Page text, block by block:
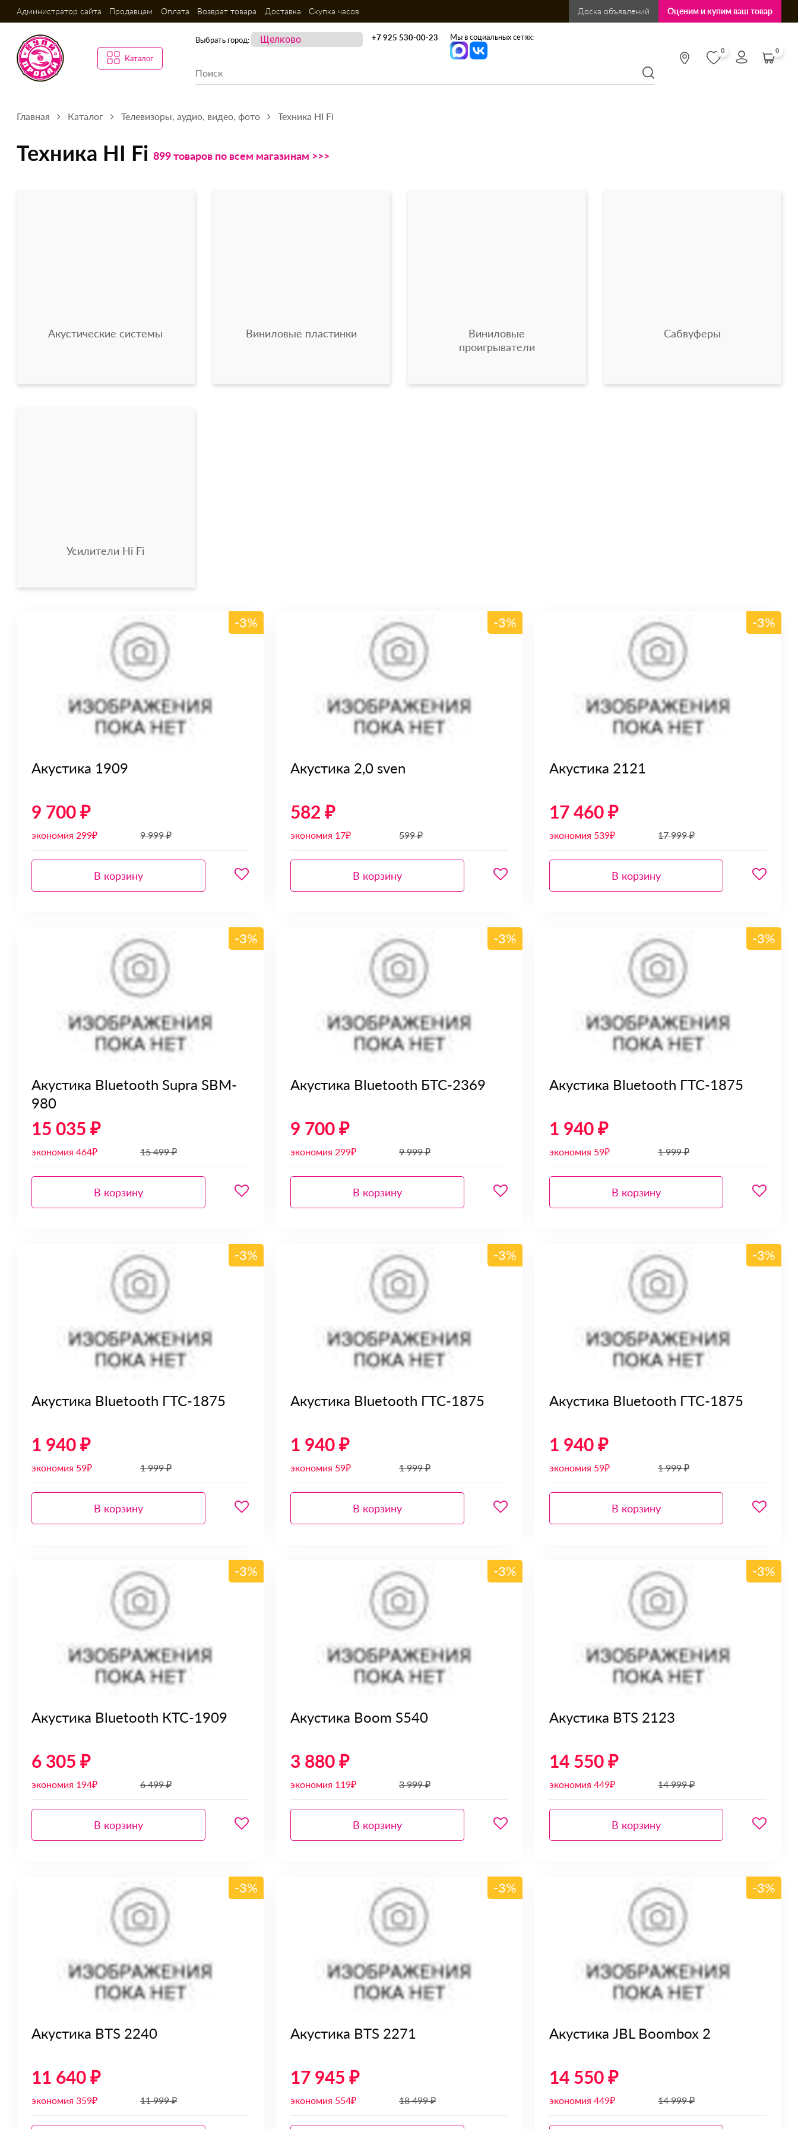
Администратор сайта Продавцам Оплата Возврат товара Доставка Скупка часов Доска объявлений Оценим и купим ваш товар
Каталог
Выбрать город: +7 925 530-00-23 Мы в социальных сетях:
0 0
Главная Каталог Телевизоры, аудио, видео, фото Техника HI Fi
Техника HI Fi 899 товаров по всем магазинам >>>
Акустические системы Виниловые пластинки
Виниловые
проигрыватели
Сабвуферы
Усилители Hi Fi
-3%
Акустика 1909
9 700 ₽
экономия 299₽ 9 999 ₽
В корзину
-3%
Акустика 2,0 sven
582 ₽
экономия 17₽ 599 ₽
В корзину
-3%
Акустика 2121
17 460 ₽
экономия 539₽ 17 999 ₽
В корзину
-3%
Акустика Bluetooth Supra SBM-
980
15 035 ₽
экономия 464₽ 15 499 ₽
В корзину
-3%
Акустика Bluetooth БТС-2369
9 700 ₽
экономия 299₽ 9 999 ₽
В корзину
-3%
Акустика Bluetooth ГТС-1875
1 940 ₽
экономия 59₽ 1 999 ₽
В корзину
-3%
Акустика Bluetooth ГТС-1875
1 940 ₽
экономия 59₽ 1 999 ₽
В корзину
-3%
Акустика Bluetooth ГТС-1875
1 940 ₽
экономия 59₽ 1 999 ₽
В корзину
-3%
Акустика Bluetooth ГТС-1875
1 940 ₽
экономия 59₽ 1 999 ₽
В корзину
-3%
Акустика Bluetooth КТС-1909
6 305 ₽
экономия 194₽ 6 499 ₽
В корзину
-3%
Акустика Boom S540
3 880 ₽
экономия 119₽ 3 999 ₽
В корзину
-3%
Акустика BTS 2123
14 550 ₽
экономия 449₽ 14 999 ₽
В корзину
-3%
Акустика BTS 2240
11 640 ₽
экономия 359₽ 11 999 ₽
-3%
Акустика BTS 2271
17 945 ₽
экономия 554₽ 18 499 ₽
-3%
Акустика JBL Boombox 2
14 550 ₽
экономия 449₽ 14 999 ₽